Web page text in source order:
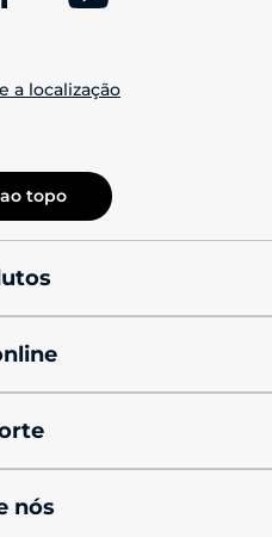
a localização
topo
motorola
razr
desconto
friday
nós